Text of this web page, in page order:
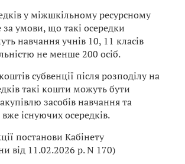
у міжшкільному ресурсному
умови, що такі осередки
навчання учнів 10, 11 класів
не менше 200 осіб.
субвенції після розподілу на
такі кошти можуть бути
засобів навчання та
існуючих осередків.
постанови Кабінету
від 11.02.2026 р. N 170)